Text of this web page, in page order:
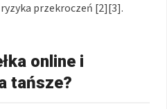
przekroczeń [2][3].
online i
tańsze?